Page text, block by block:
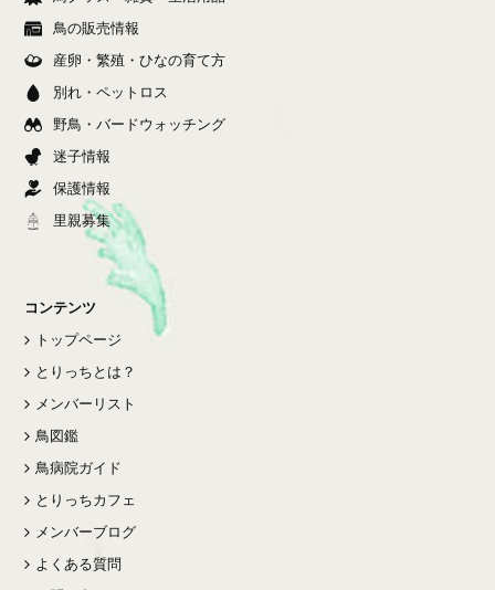
鳥の販売情報
産卵・繁殖・ひなの育て方
別れ・ペットロス
野鳥・バードウォッチング
迷子情報
保護情報
里親募集
コンテンツ
トップページ
とりっちとは？
メンバーリスト
鳥図鑑
鳥病院ガイド
とりっちカフェ
メンバーブログ
よくある質問